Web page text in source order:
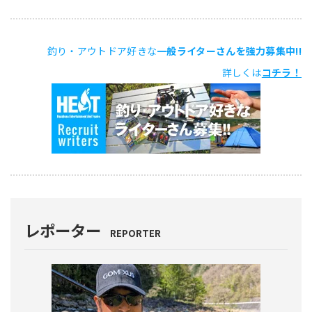
釣り・アウトドア好きな一般ライターさんを強力募集中!!
詳しくはコチラ！
レポーター REPORTER